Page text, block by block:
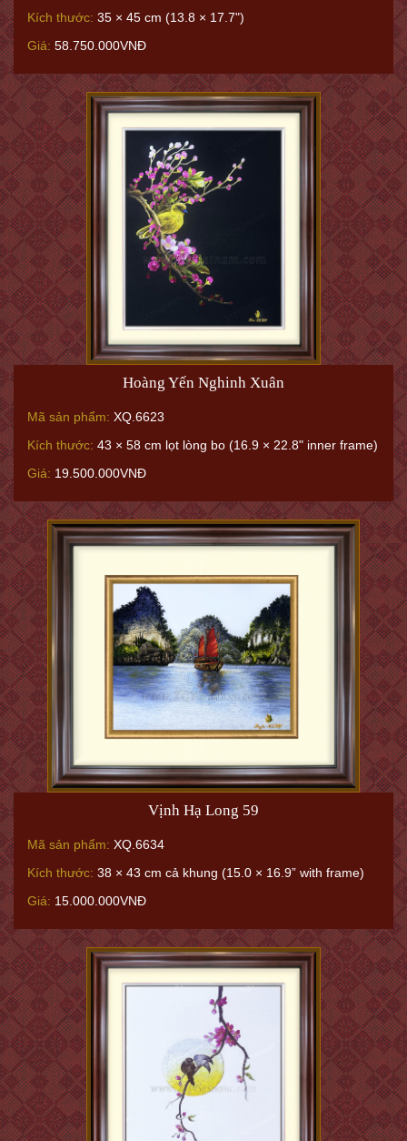
Kích thước: 35 × 45 cm (13.8 × 17.7")
Giá: 58.750.000VNĐ
Hoàng Yến Nghinh Xuân
Mã sản phẩm: XQ.6623
Kích thước: 43 × 58 cm lọt lòng bo (16.9 × 22.8" inner frame)
Giá: 19.500.000VNĐ
Vịnh Hạ Long 59
Mã sản phẩm: XQ.6634
Kích thước: 38 × 43 cm cả khung (15.0 × 16.9” with frame)
Giá: 15.000.000VNĐ